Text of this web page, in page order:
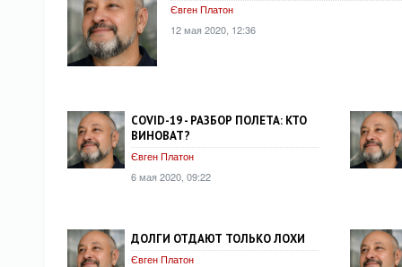
Євген Платон
12 мая 2020, 12:36
COVID-19 - РАЗБОР ПОЛЕТА: КТО
ВИНОВАТ?
Євген Платон
6 мая 2020, 09:22
ДОЛГИ ОТДАЮТ ТОЛЬКО ЛОХИ
Євген Платон